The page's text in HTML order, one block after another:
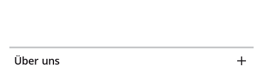
Über uns